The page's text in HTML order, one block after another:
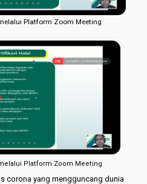
Platform Zoom Meeting
Platform Zoom Meeting
corona yang mengguncang dunia